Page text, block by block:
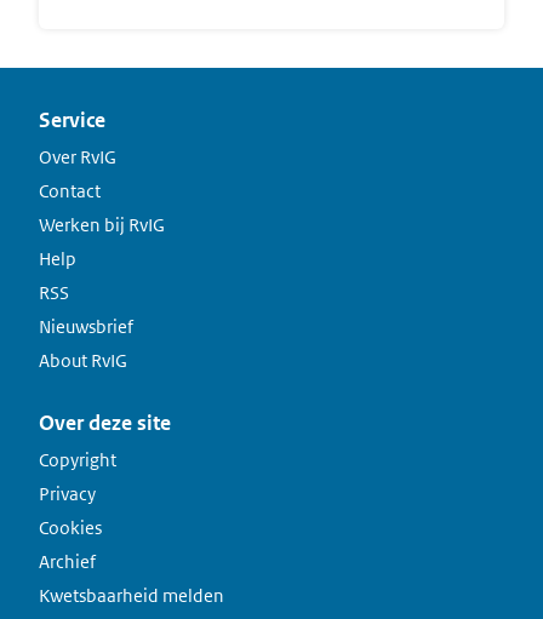
Service
Over RvIG
Contact
Werken bij RvIG
Help
RSS
Nieuwsbrief
About RvIG
Over deze site
Copyright
Privacy
Cookies
Archief
Kwetsbaarheid melden